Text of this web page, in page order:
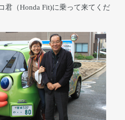
君（Honda Fit)に乗って来てくだ